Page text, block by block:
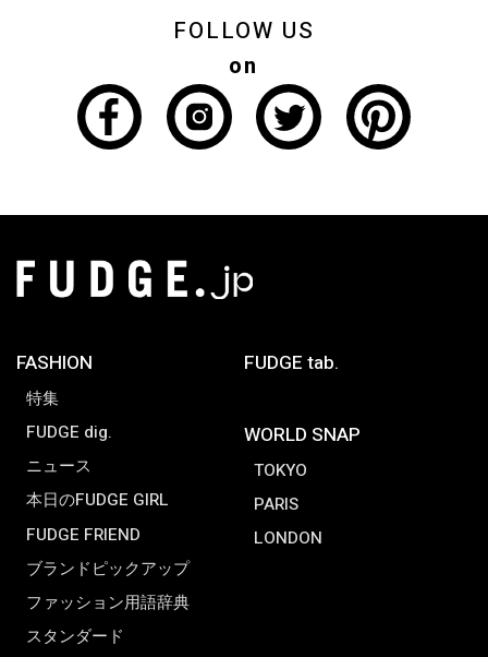
FOLLOW US
on
FASHION
特集
FUDGE dig.
ニュース
本日のFUDGE GIRL
FUDGE FRIEND
ブランドピックアップ
ファッション用語辞典
スタンダード
FUDGE tab.
WORLD SNAP
TOKYO
PARIS
LONDON